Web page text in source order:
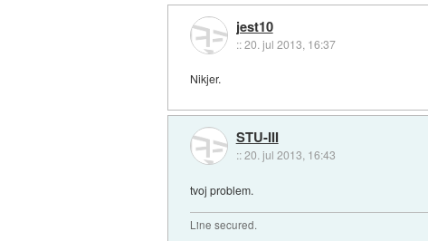
jest10
::20. jul 2013, 16:37
Nikjer.
STU-III
::20. jul 2013, 16:43
tvoj problem.
Line secured.